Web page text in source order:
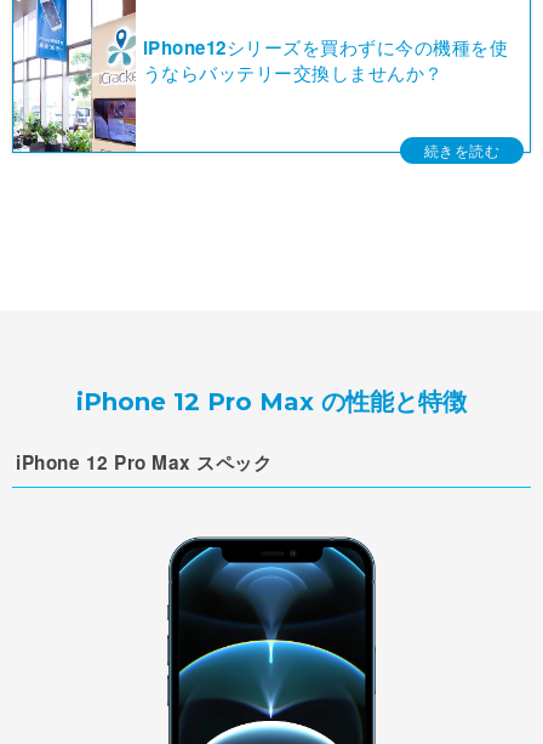
iPhone12シリーズを買わずに今の機種を使
うならバッテリー交換しませんか？
iPhone 12 Pro Max の性能と特徴
iPhone 12 Pro Max スペック